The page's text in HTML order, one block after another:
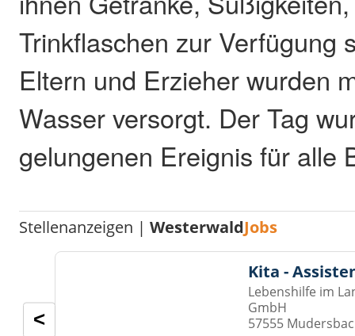
Trinkflaschen zur Verfügung
Eltern und Erzieher wurden
Wasser versorgt. Der Tag
gelungenen Ereignis für alle
Stellenanzeigen |WesterwaldJobs
Kita -
Lebenshilfe im
GmbH
57555
<